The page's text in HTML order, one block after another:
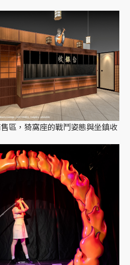
區，猗窩座的戰鬥姿態與坐鎮收